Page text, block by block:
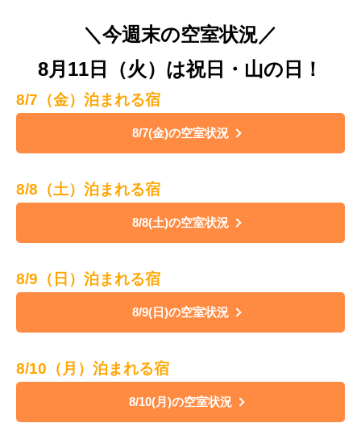
＼今週末の空室状況／
8月11日（火）は祝日・山の日！
8/7（金）泊まれる宿
8/7(金)の空室状況
8/8（土）泊まれる宿
8/8(土)の空室状況
8/9（日）泊まれる宿
8/9(日)の空室状況
8/10（月）泊まれる宿
8/10(月)の空室状況